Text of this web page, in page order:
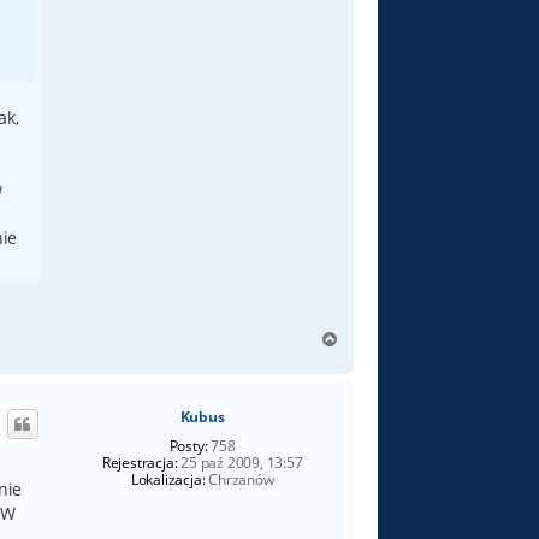
g
Kubus
Posty:758
Rejestracja:25 paź 2009, 13:57
Lokalizacja:Chrzanów